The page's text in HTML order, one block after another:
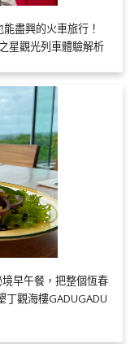
盡興的火車旅行！
星觀光列車體驗解析
早午餐，把整個恆春
觀海樓GADUGADU